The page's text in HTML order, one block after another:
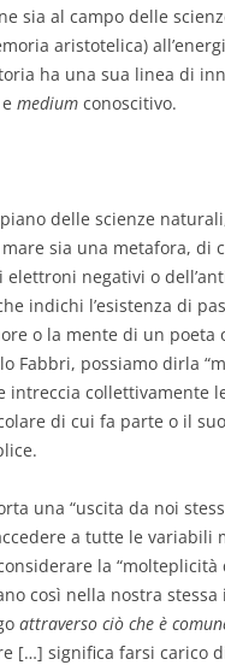
sia al campo delle
aristotelica)
ha una sua linea di
medium conoscitivo.
piano delle scienze
sia una metafora, di
elettroni negativi o
indichi l’esistenza di
o la mente di un
Fabbri, possiamo dirla
intreccia collettivamente
di cui fa parte o il
una “uscita da noi
a tutte le variabili
la
così nella nostra
attraverso ciò che è
[…] significa farsi carico